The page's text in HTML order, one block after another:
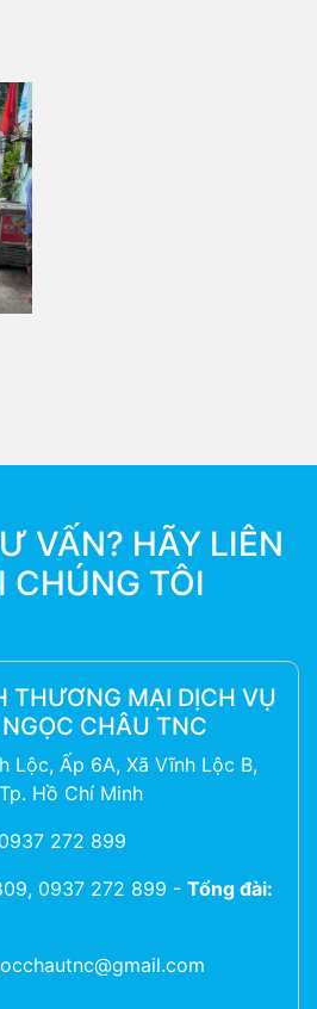
VẤN? HÃY LIÊN
CHÚNG TÔI
THƯƠNG MẠI DỊCH VỤ
CHÂU TNC
Lộc, Ấp 6A, Xã Vĩnh Lộc B,
Hồ Chí Minh
272 899
0937 272 899 - Tổng đài: